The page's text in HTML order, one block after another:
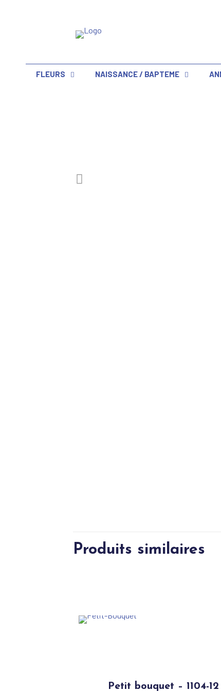
FLEURS NAISSANCE / BAPTEME
Produits similaires
Petit bouquet – 1104-12